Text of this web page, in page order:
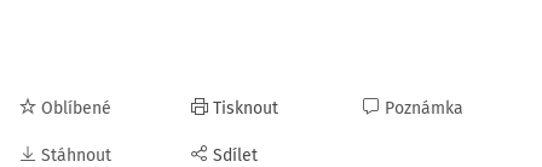
Oblíbené
Stáhnout
Tisknout
Sdílet
Poznámka